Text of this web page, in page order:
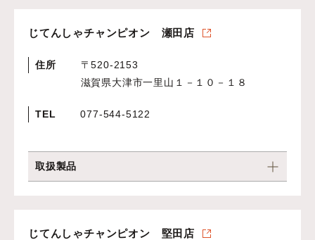
じてんしゃチャンピオン 瀬田店
住所
〒520-2153
滋賀県大津市一里山１－１０－１８
TEL 077-544-5122
取扱製品
じてんしゃチャンピオン 堅田店